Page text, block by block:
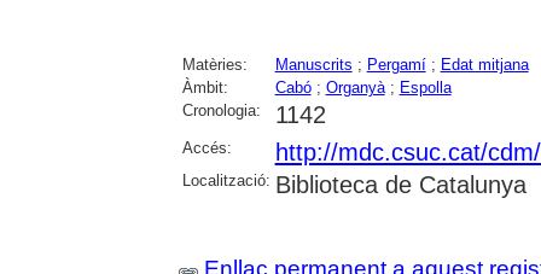
Matèries: Manuscrits ; Pergamí; Edat mitjana
Àmbit:
Cabó; Organyà; Espolla
Cronologia:
1142
Accés: http://mdc.csuc.cat/
Localització: Biblioteca de Catalunya
Enllaç permanent a aquest